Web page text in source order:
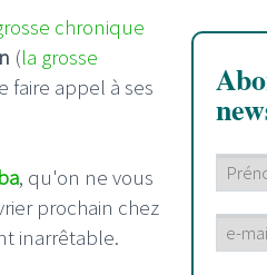
chronique
(la grosse
appel à ses
, qu'on ne vous
prochain chez
inarrêtable.